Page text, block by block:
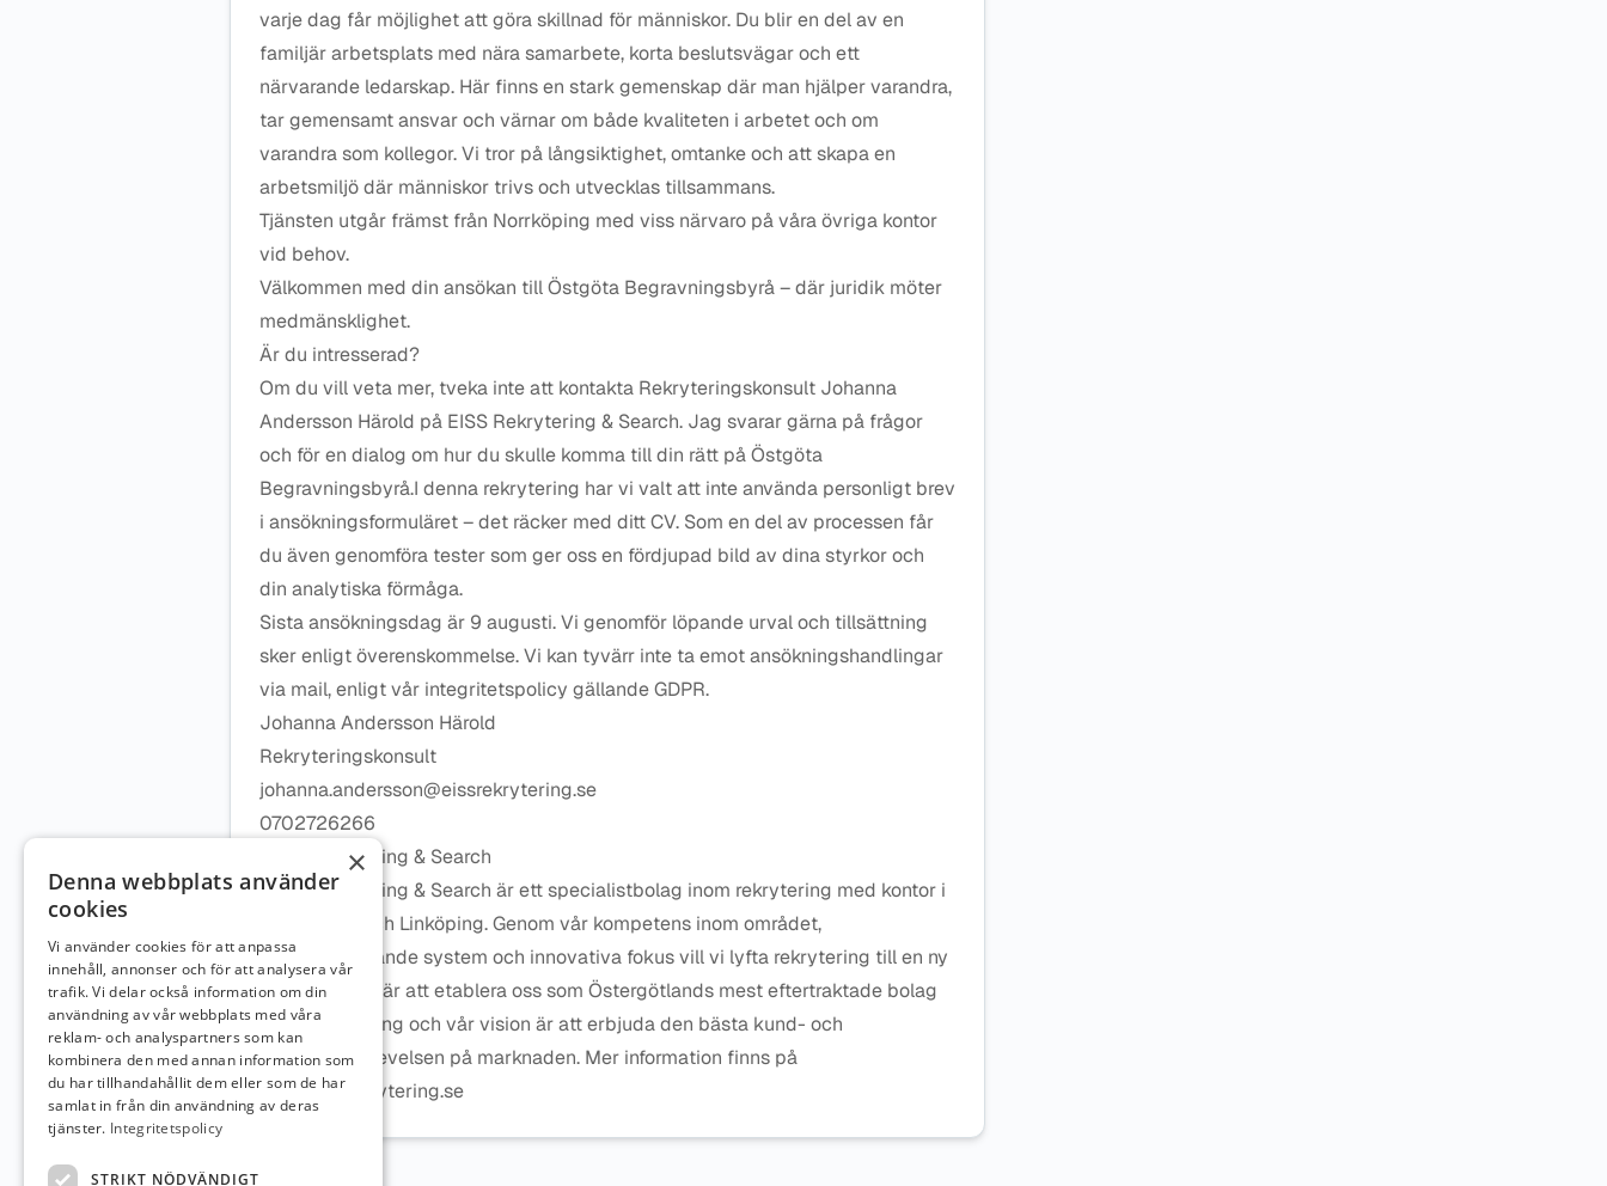
varje dag får möjlighet att göra skillnad för människor. Du blir en del av en
familjär arbetsplats med nära samarbete, korta beslutsvägar och ett
närvarande ledarskap. Här finns en stark gemenskap där man hjälper varandra,
tar gemensamt ansvar och värnar om både kvaliteten i arbetet och om
varandra som kollegor. Vi tror på långsiktighet, omtanke och att skapa en
arbetsmiljö där människor trivs och utvecklas tillsammans.
Tjänsten utgår främst från Norrköping med viss närvaro på våra övriga kontor
vid behov.
Välkommen med din ansökan till Östgöta Begravningsbyrå – där juridik möter
medmänsklighet.
Är du intresserad?
Om du vill veta mer, tveka inte att kontakta Rekryteringskonsult Johanna
Andersson Härold på EISS Rekrytering & Search. Jag svarar gärna på frågor
och för en dialog om hur du skulle komma till din rätt på Östgöta
Begravningsbyrå.I denna rekrytering har vi valt att inte använda personligt brev
i ansökningsformuläret – det räcker med ditt CV. Som en del av processen får
du även genomföra tester som ger oss en fördjupad bild av dina styrkor och
din analytiska förmåga.
Sista ansökningsdag är 9 augusti. Vi genomför löpande urval och tillsättning
sker enligt överenskommelse. Vi kan tyvärr inte ta emot ansökningshandlingar
via mail, enligt vår integritetspolicy gällande GDPR.
Johanna Andersson Härold
Rekryteringskonsult
johanna.andersson@eissrekrytering.se
0702726266
EISS Rekrytering & Search
EISS Rekrytering & Search är ett specialistbolag inom rekrytering med kontor i
Norrköping och Linköping. Genom vår kompetens inom området,
marknadsledande system och innovativa fokus vill vi lyfta rekrytering till en ny
nivå. Vårt mål är att etablera oss som Östergötlands mest eftertraktade bolag
inom rekrytering och vår vision är att erbjuda den bästa kund- och
kandidatupplevelsen på marknaden. Mer information finns på
www.eissrekrytering.se
×
Denna webbplats använder
cookies
Vi använder cookies för att anpassa
innehåll, annonser och för att analysera vår
trafik. Vi delar också information om din
användning av vår webbplats med våra
reklam- och analyspartners som kan
kombinera den med annan information som
du har tillhandahållit dem eller som de har
samlat in från din användning av deras
tjänster. Integritetspolicy
STRIKT NÖDVÄNDIGT